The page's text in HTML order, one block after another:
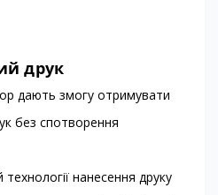
друк
дають змогу отримувати
без спотворення
технології нанесення друку